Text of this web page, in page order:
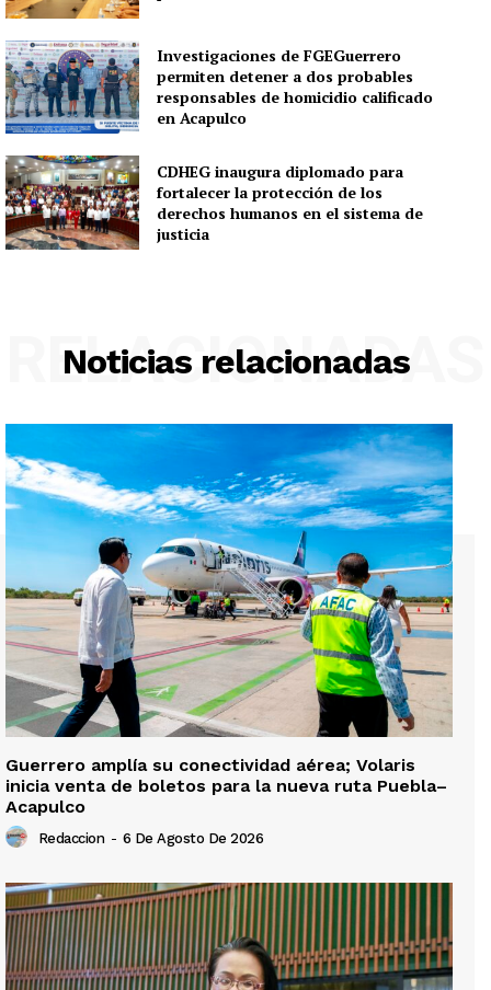
Investigaciones de FGEGuerrero
permiten detener a dos probables
responsables de homicidio calificado
en Acapulco
CDHEG inaugura diplomado para
fortalecer la protección de los
derechos humanos en el sistema de
justicia
Noticias relacionadas
RELACIONADAS
Guerrero amplía su conectividad aérea; Volaris
inicia venta de boletos para la nueva ruta Puebla–
Acapulco
Redaccion - 6 De Agosto De 2026